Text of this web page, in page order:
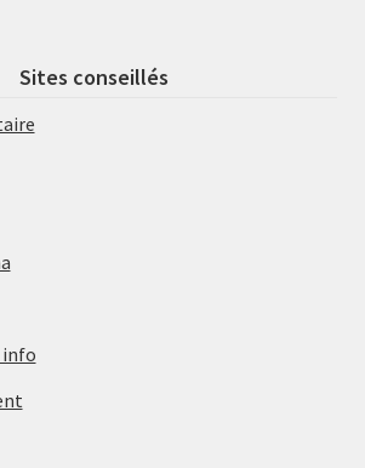
Sites conseillés
info